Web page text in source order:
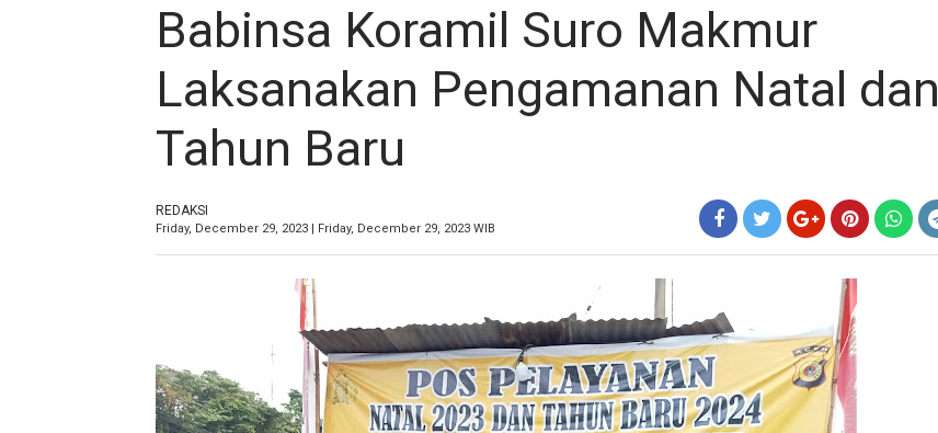
Babinsa Koramil Suro Makmur
Laksanakan Pengamanan Natal dan
Tahun Baru
REDAKSI
Friday, December 29, 2023 | Friday, December 29, 2023 WIB